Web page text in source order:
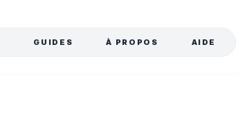
GUIDES À PROPOS AIDE